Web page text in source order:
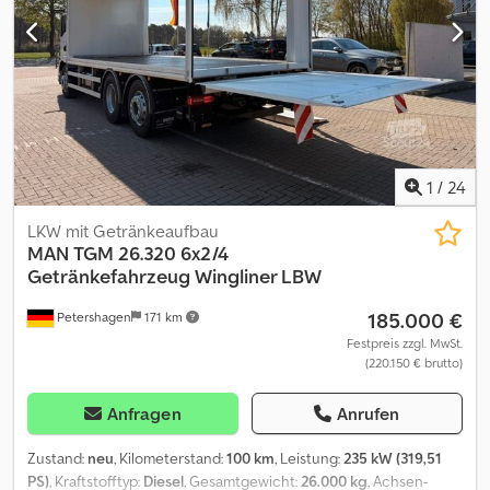
VDI 2700 und DIN EN 12642 Code XL * Getränkezertifikat *
Fassbierzertifikat * Chemiezertifikat (IBC) * Altpapierzertifikat * 4
Reihen Ladegutsicherung * 2.500 kg Bär Ladebordwand * liftbare
Nachlauflenkachse * kurzes Fahrerhaus * EVB Bremse (3-stufiger
Retarder) * Navi * Rückfahrkamera * Spurhalteassistent *
Automatik Schaltung * Tempomat * Differenzialsperre * Klima *
Sitzheizung * Spoiler Csdpfjzrq Awex Al Terf * Sonnenblende *
vollluftgefedert * Euro 6
1 / 24
Petershagen 171 km
LKW mit Getränkeaufbau
MAN TGM 26.320 6x2/4
Getränkefahrzeug Wingliner LBW
185.000 €
Festpreis zzgl. MwSt.
(220.150 € brutto)
Anfragen Anrufen
Zustand: neu, Kilometerstand:100 km, Leistung:235 kW (319,51
PS), Kraftstofftyp: Diesel, Gesamtgewicht:26.000 kg, Achsen-